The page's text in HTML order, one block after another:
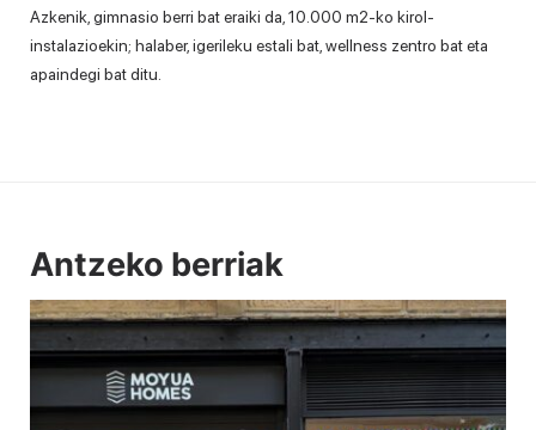
Azkenik, gimnasio berri bat eraiki da, 10.000 m2-ko kirol-
instalazioekin; halaber, igerileku estali bat, wellness zentro bat eta
apaindegi bat ditu.
Antzeko berriak